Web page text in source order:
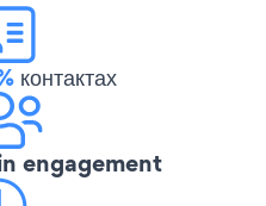
контактах
engagement